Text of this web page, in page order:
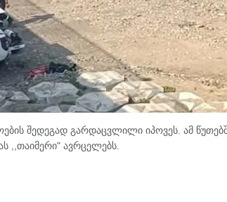
შედეგად გარდაცვლილი იპოვეს. ამ
,,თაიმერი" ავრცელებს.